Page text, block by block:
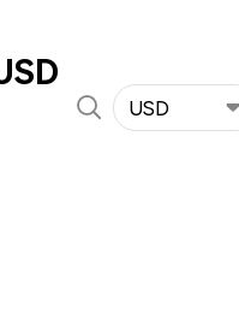
USD